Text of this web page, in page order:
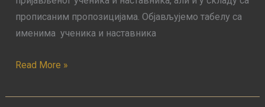
прописаним пропозицијама. Објављујемо табелу са
именима ученика и наставника
Read More »